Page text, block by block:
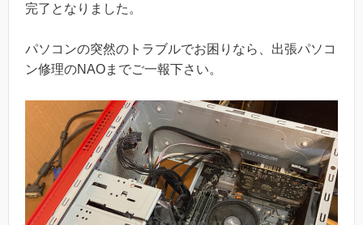
完了となりました。
パソコンの突然のトラブルでお困りなら、出張パソコ
ン修理のNAOまでご一報下さい。